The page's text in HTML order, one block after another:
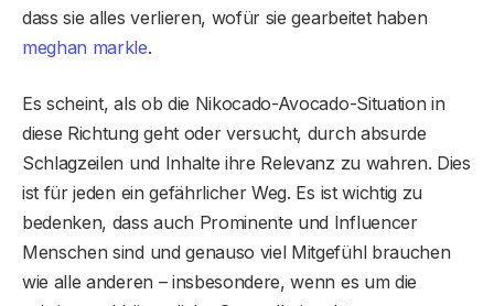
dass sie alles verlieren, wofür sie gearbeitet haben
meghan markle.
Es scheint, als ob die Nikocado-Avocado-Situation in
diese Richtung geht oder versucht, durch absurde
Schlagzeilen und Inhalte ihre Relevanz zu wahren. Dies
ist für jeden ein gefährlicher Weg. Es ist wichtig zu
bedenken, dass auch Prominente und Influencer
Menschen sind und genauso viel Mitgefühl brauchen
wie alle anderen – insbesondere, wenn es um die